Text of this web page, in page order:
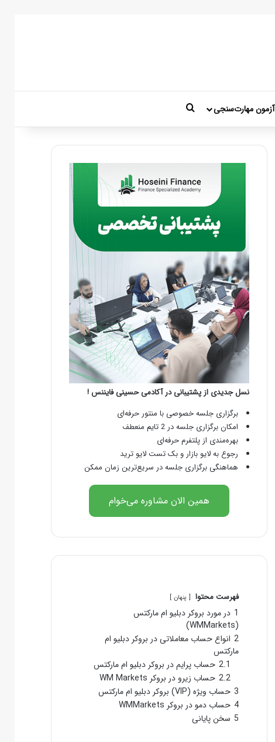
آزمون مهارت‌سنجی
نسل جدیدی از پشتیبانی در آکادمی حسینی فایننس !
برگزاری جلسه خصوصی با منتور حرفه‌ای
امکان برگزاری جلسه در 2 تایم منعطف
بهره‌مندی از پلتفرم حرفه‌ای
رجوع به لایو بازار و بک تست لایو ترید
هماهنگی برگزاری جلسه در سریع‌ترین زمان ممکن
همین الان مشاوره می‌خوام
فهرست محتوا پنهان
1 در مورد بروکر دبلیو ام مارکتس
(WMMarkets)
2 انواع حساب معاملاتی در بروکر دبلیو ام
مارکتس
2.1 حساب پرایم در بروکر دبلیو ام مارکتس
2.2 حساب زیرو در بروکر WM Markets
3 حساب ویژه (VIP) بروکر دبلیو ام مارکتس
4 حساب دمو در بروکر WMMarkets
5 سخن پایانی